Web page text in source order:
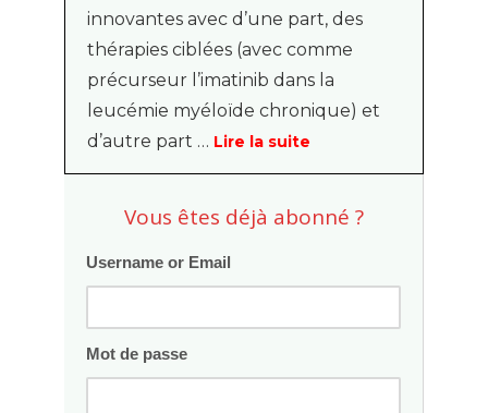
innovantes avec d’une part, des
thérapies ciblées (avec comme
précurseur l’imatinib dans la
leucémie myéloïde chronique) et
d’autre part … Lire la suite
Vous êtes déjà abonné ?
Username or Email
Mot de passe